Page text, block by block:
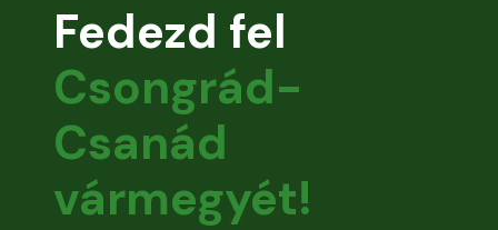
Fedezd fel
Csongrád-
Csanád
vármegyét!